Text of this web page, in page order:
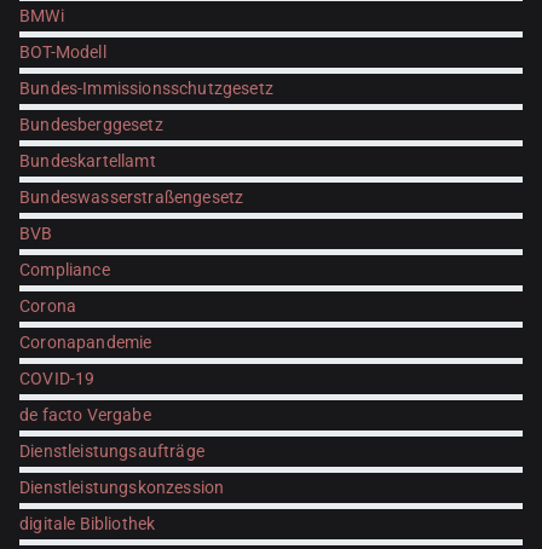
BMWi
BOT-Modell
Bundes-Immissionsschutzgesetz
Bundesberggesetz
Bundeskartellamt
Bundeswasserstraßengesetz
BVB
Compliance
Corona
Coronapandemie
COVID-19
de facto Vergabe
Dienstleistungsaufträge
Dienstleistungskonzession
digitale Bibliothek